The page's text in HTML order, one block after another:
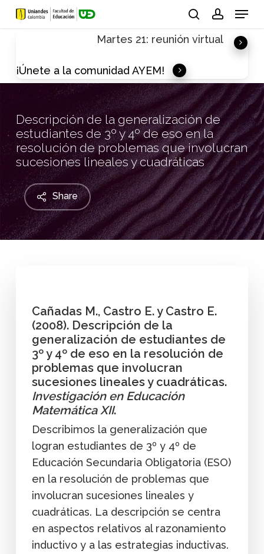
Skip
Menu
Martes 21: reunión virtual
¡Únete a la comunidad AYEM!
Descripción de la generalización de
estudiantes de 3º y 4º de eso en la
resolución de problemas que involucran
sucesiones lineales y cuadráticas
Share
Cañadas M., Castro E. y Castro E.
(2008). Descripción de la
generalización de estudiantes de
3º y 4º de eso en la resolución de
problemas que involucran
sucesiones lineales y cuadráticas.
Investigación en Educación
Matemática XII.
Describimos la generalización que
logran estudiantes de 3º y 4º de
Educación Secundaria Obligatoria (ESO)
en la resolución de problemas que
involucran sucesiones lineales y
cuadráticas. La descripción se centra
en aspectos relativos al razonamiento
inductivo y a las estrategias inductivas.